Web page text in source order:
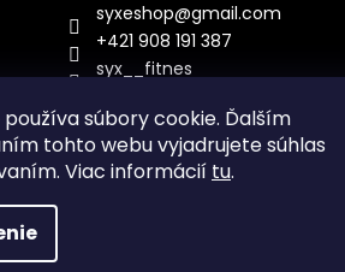
súbory cookie. Ďalším
tohto webu vyjadrujete súhlas
Viac informácií tu.
syxeshop@gmail.com
+421 908 191 387
syx__fitnes